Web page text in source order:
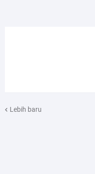
Lebih baru